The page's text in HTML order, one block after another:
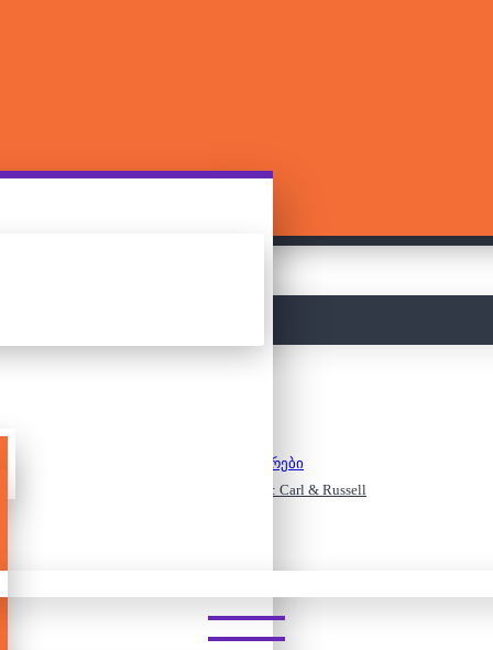
კონსტრუქტორები
ლეგო - BrickHeadz – UP: Carl & Russell
– UP: CARL &